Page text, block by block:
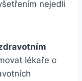
nejedli⁣
lékaře o